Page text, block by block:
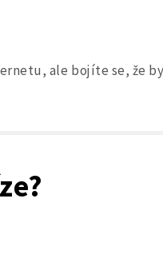
ale bojíte se, že